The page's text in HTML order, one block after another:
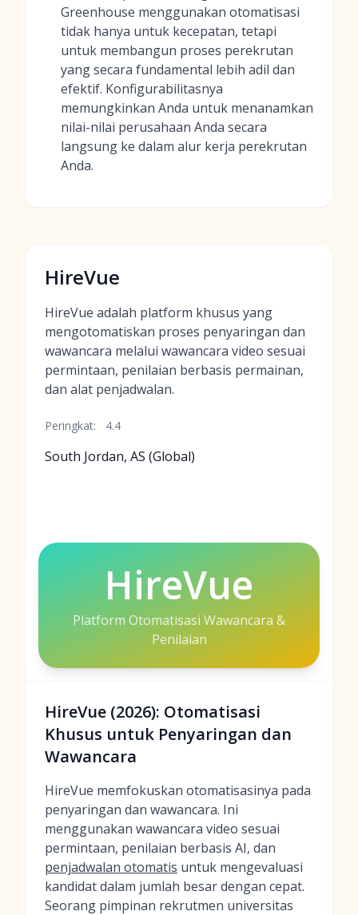
Greenhouse menggunakan otomatisasi
tidak hanya untuk kecepatan, tetapi
untuk membangun proses perekrutan
yang secara fundamental lebih adil dan
efektif. Konfigurabilitasnya
memungkinkan Anda untuk menanamkan
nilai-nilai perusahaan Anda secara
langsung ke dalam alur kerja perekrutan
Anda.
HireVue
HireVue adalah platform khusus yang
mengotomatiskan proses penyaringan dan
wawancara melalui wawancara video sesuai
permintaan, penilaian berbasis permainan,
dan alat penjadwalan.
Peringkat: 4.4
South Jordan, AS (Global)
HireVue
Platform Otomatisasi Wawancara &
Penilaian
HireVue (2026): Otomatisasi
Khusus untuk Penyaringan dan
Wawancara
HireVue memfokuskan otomatisasinya pada
penyaringan dan wawancara. Ini
menggunakan wawancara video sesuai
permintaan, penilaian berbasis AI, dan
penjadwalan otomatis untuk mengevaluasi
kandidat dalam jumlah besar dengan cepat.
Seorang pimpinan rekrutmen universitas